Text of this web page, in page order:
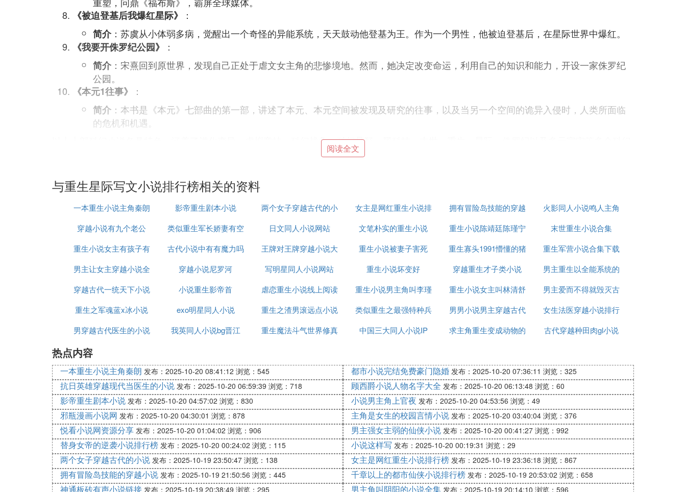
《被迫登基后我爆红星际》
：
简介：苏虞从小体弱多病，觉醒出一个奇怪的异能系统，天天鼓动他登基为王。作为一个男性，他被迫登基后，在星际世界中爆红。
《我要开侏罗纪公园》
：
简介：宋熹回到原世界，发现自己正处于虐文女主角的悲惨境地。然而，她决定改变命运，利用自己的知识和能力，开设一家侏罗纪
公园。
《本元1往事》
：
简介 ：本书是《本元》七部曲的第一部，讲述了本元、本元空间被发现及研究的往事，以及当另一个空间的诡异入侵时，人类所面临
的危机和机遇。
以上十部科幻小说各具特色，涵盖了进化变异、虚拟竞技、科幻战争、科幻悬疑、黑科技、末世、重生、星际、侏罗纪以及多元宇宙等多个科幻
③ 哪本 小说女主 穿越重生到未来星际，女主是星球上唯一的一个人类少女，
《乖宠》[10]
1v1、星战、虐恋
内容标签
文案：
街灯的流光中，男人的侧脸，比夜色还要冷漠坚硬。
“我从不帮人。”男人看着她扣在自己长裤上、污渍斑斑的手指。
几个宪兵走上前，准备将她拖走。她已经没有力气挣扎，瘫在他们的臂弯中。
却在这时，他冷冷清清的声音道：“我只做利益交换。你用什么,换你的命？”
精彩看点：
柔弱少女出现在陌生星球，为了活命，她成了这个男人的宠物。她听话，乖巧，从不说不，坚强地找寻回到地球的方法。从强取豪夺地占有到没
心没肺地宠爱，他付出的代价是一亿光年。
少女科幻言情文，史上第一本『飞言情』，晋江人气排行榜前三的星际绝恋。 男主最后发现自己是机器人
④ 晋江前100小说排名
晋江前100小说排名如下
墨香铜臭《天官赐福》。
阅读全文
与重生星际写文小说排行榜相关的资料
一本重生小说主角秦朗 影帝重生剧本小说
两个女子穿越古代的小
说
女主是网红重生小说排
行榜
拥有冒险岛技能的穿越
小说
火影同人小说鸣人主角
穿越小说有九个老公
类似重生军长娇妻有空
间的小说
日文同人小说网站 文笔朴实的重生小说 重生小说陈靖廷陈瑾宁
末世重生小说合集
重生小说女主有孩子有
叫虎子的狗
古代小说中有有魔力吗
王牌对王牌穿越小说大
全
重生小说被妻子害死
重生寡头1991懵懂的猪
小说
重生军营小说合集下载
男主让女主穿越小说全
文阅读
穿越小说尼罗河 写明星同人小说网站 重生小说坏变好 穿越重生才子类小说
男主重生以全能系统的
小说
穿越古代一统天下小说 小说重生影帝首 虐恋重生小说线上阅读 重生小说男主角叫李瑾 重生小说女主叫林清舒
男主爱而不得就毁灭古
代小说
重生之军魂蓝x冰小说 exo明星同人小说 重生之渣男滚远点小说
类似重生之最强特种兵
小说
男男小说男主穿越古代
女生法医穿越小说排行
榜
男穿越古代医生的小说
我英同人小说bg晋江
重生魔法斗气世界修真
中国三大同人小说IP
求主角重生变成动物的
古代穿越种田肉gl小说
热点内容
一本重生小说主角秦朗 发布：2025-10-20 08:41:12 浏览：545 都市小说完结免费豪门隐婚 发布：2025-10-20 07:36:11 浏览：325
抗日英雄穿越现代当医生的小说 发布：2025-10-20 06:59:39 浏览：718 顾西爵小说人物名字大全 发布：2025-10-20 06:13:48 浏览：60
影帝重生剧本小说 发布：2025-10-20 04:57:02 浏览：830 小说男主角上官夜 发布：2025-10-20 04:53:56 浏览：49
邪瓶漫画小说网 发布：2025-10-20 04:30:01 浏览：878 主角是女生的校园言情小说 发布：2025-10-20 03:40:04 浏览：376
悦看小说网资源分享 发布：2025-10-20 01:04:02 浏览：906 男主强女主弱的仙侠小说 发布：2025-10-20 00:41:27 浏览：992
替身女帝的逆袭小说排行榜 发布：2025-10-20 00:24:02 浏览：115 小说这样写 发布：2025-10-20 00:19:31 浏览：29
两个女子穿越古代的小说 发布：2025-10-19 23:50:47 浏览：138 女主是网红重生小说排行榜 发布：2025-10-19 23:36:18 浏览：867
拥有冒险岛技能的穿越小说 发布：2025-10-19 21:50:56 浏览：445 千章以上的都市仙侠小说排行榜 发布：2025-10-19 20:53:02 浏览：658
神通板砖有声小说链接 发布：2025-10-19 20:38:49 浏览：295 男主角叫阴阳的小说全集 发布：2025-10-19 20:14:10 浏览：596